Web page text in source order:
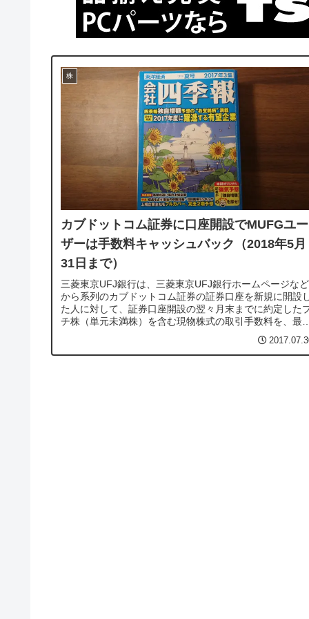
株
カブドットコム証券に口座開設でMUFGユー
ザーは手数料キャッシュバック（2018年5月
31日まで）
三菱東京UFJ銀行は、三菱東京UFJ銀行ホームページなど
から系列のカブドットコム証券の証券口座を新規に開設
た人に対して、証券口座開設の翌々月末までに約定した
チ株（単元未満株）を含む現物株式の取引手数料を、最
5,000円（税込）キャッシュバックするキャンペーンを発